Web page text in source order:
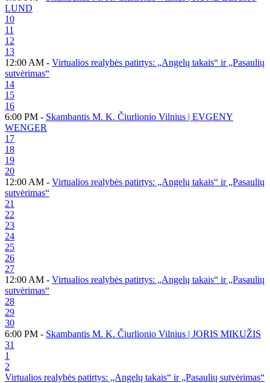
LUND
10
11
12
13
12:00 AM - Virtualios realybės patirtys: „Angelų takais“ ir „Pasaulių
sutvėrimas“
14
15
16
6:00 PM - Skambantis M. K. Čiurlionio Vilnius | EVGENY
WENGER
17
18
19
20
12:00 AM - Virtualios realybės patirtys: „Angelų takais“ ir „Pasaulių
sutvėrimas“
21
22
23
24
25
26
27
12:00 AM - Virtualios realybės patirtys: „Angelų takais“ ir „Pasaulių
sutvėrimas“
28
29
30
6:00 PM - Skambantis M. K. Čiurlionio Vilnius | JORIS MIKUŽIS
31
1
2
Virtualios realybės patirtys: „Angelų takais“ ir „Pasaulių sutvėrimas“